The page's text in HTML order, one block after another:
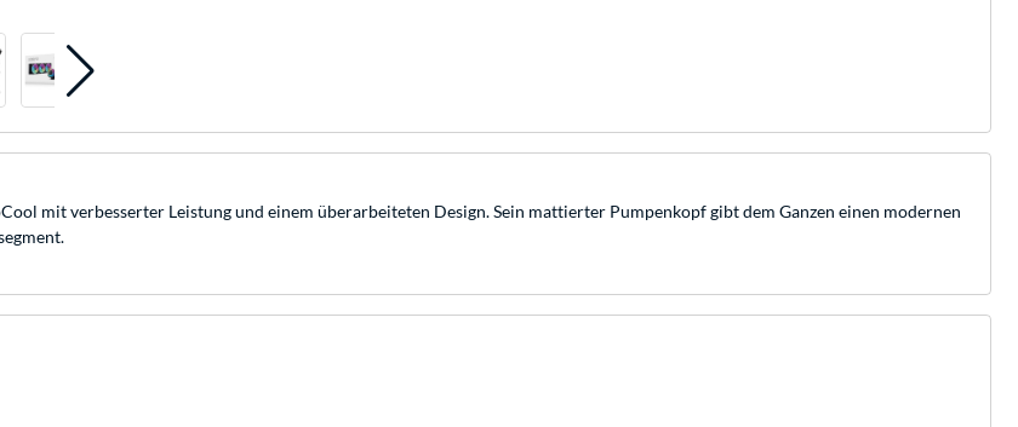
mit verbesserter Leistung und einem überarbeiteten Design. Sein mattierter Pumpenkopf gibt dem Ganzen einen modernen